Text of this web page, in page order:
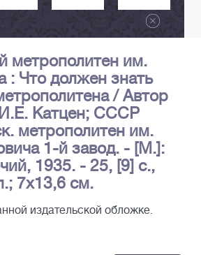
метрополитен им.
: Что должен знать
/ Автор
Катцен; СССР
метрополитен им.
1-й завод. - [М.]:
1935. - 25, [9] с.,
7х13,6 см.
издательской обложке.